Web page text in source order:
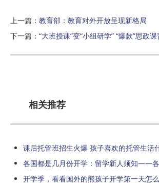
上一篇： 教育部：教育对外开放呈现新格局
下一篇： “大班授课”变“小组研学” “爆款”思政
相关推荐
课后托管班招生火爆 孩子喜欢的托管生活
各国都是几月份开学：留学新人须知——
开学季，看看国外的熊孩子开学第一天怎